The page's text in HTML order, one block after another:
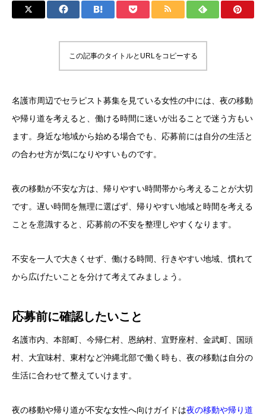
この記事のタイトルとURLをコピーする
名護市周辺でセラピスト募集を見ている女性の中には、夜の移動
や帰り道を考えると、働ける時間に迷いが出ることで迷う方もい
ます。身近な地域から始める場合でも、応募前には自分の生活と
の合わせ方が気になりやすいものです。
夜の移動が不安な方は、帰りやすい時間帯から考えることが大切
です。遅い時間を無理に選ばず、帰りやすい地域と時間を考える
ことを意識すると、応募前の不安を整理しやすくなります。
不安を一人で大きくせず、働ける時間、行きやすい地域、慣れて
から広げたいことを分けて考えてみましょう。
応募前に確認したいこと
名護市内、本部町、今帰仁村、恩納村、宜野座村、金武町、国頭
村、大宜味村、東村など沖縄北部で働く時も、夜の移動は自分の
生活に合わせて整えていけます。
夜の移動や帰り道が不安な女性へ向けガイドは夜の移動や帰り道